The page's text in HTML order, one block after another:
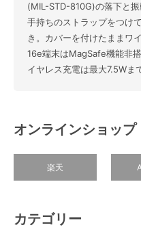
(MIL-STD-810G)の落下と
手持ちのストラップをつけ
き。カバーを付けたままワ
16e端末はMagSafe機能非
イヤレス充電は最大7.5Wま
オンラインショップ
楽天
カテゴリー